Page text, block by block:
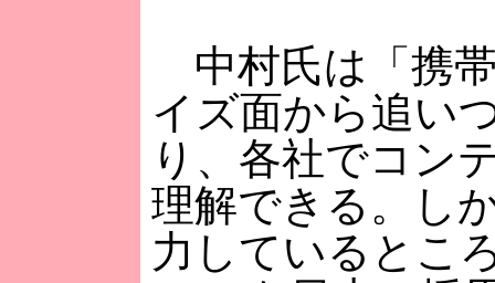
中村氏は「携
イズ面から追い
り、各社でコン
理解できる。し
力しているとこ